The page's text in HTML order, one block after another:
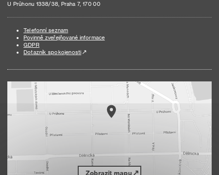
U Průhonu 1338/38, Praha 7, 170 00
Telefonní seznam
Povinně zveřejňované informace
GDPR
Dotazník spokojenosti
Zobrazit mapu